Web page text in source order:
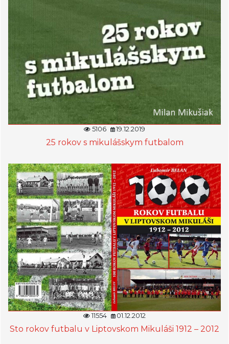
5106 19.12.2019
25 rokov s mikulášskym futbalom
11554 01.12.2012
Sto rokov futbalu v Liptovskom Mikuláši 1912 – 2012